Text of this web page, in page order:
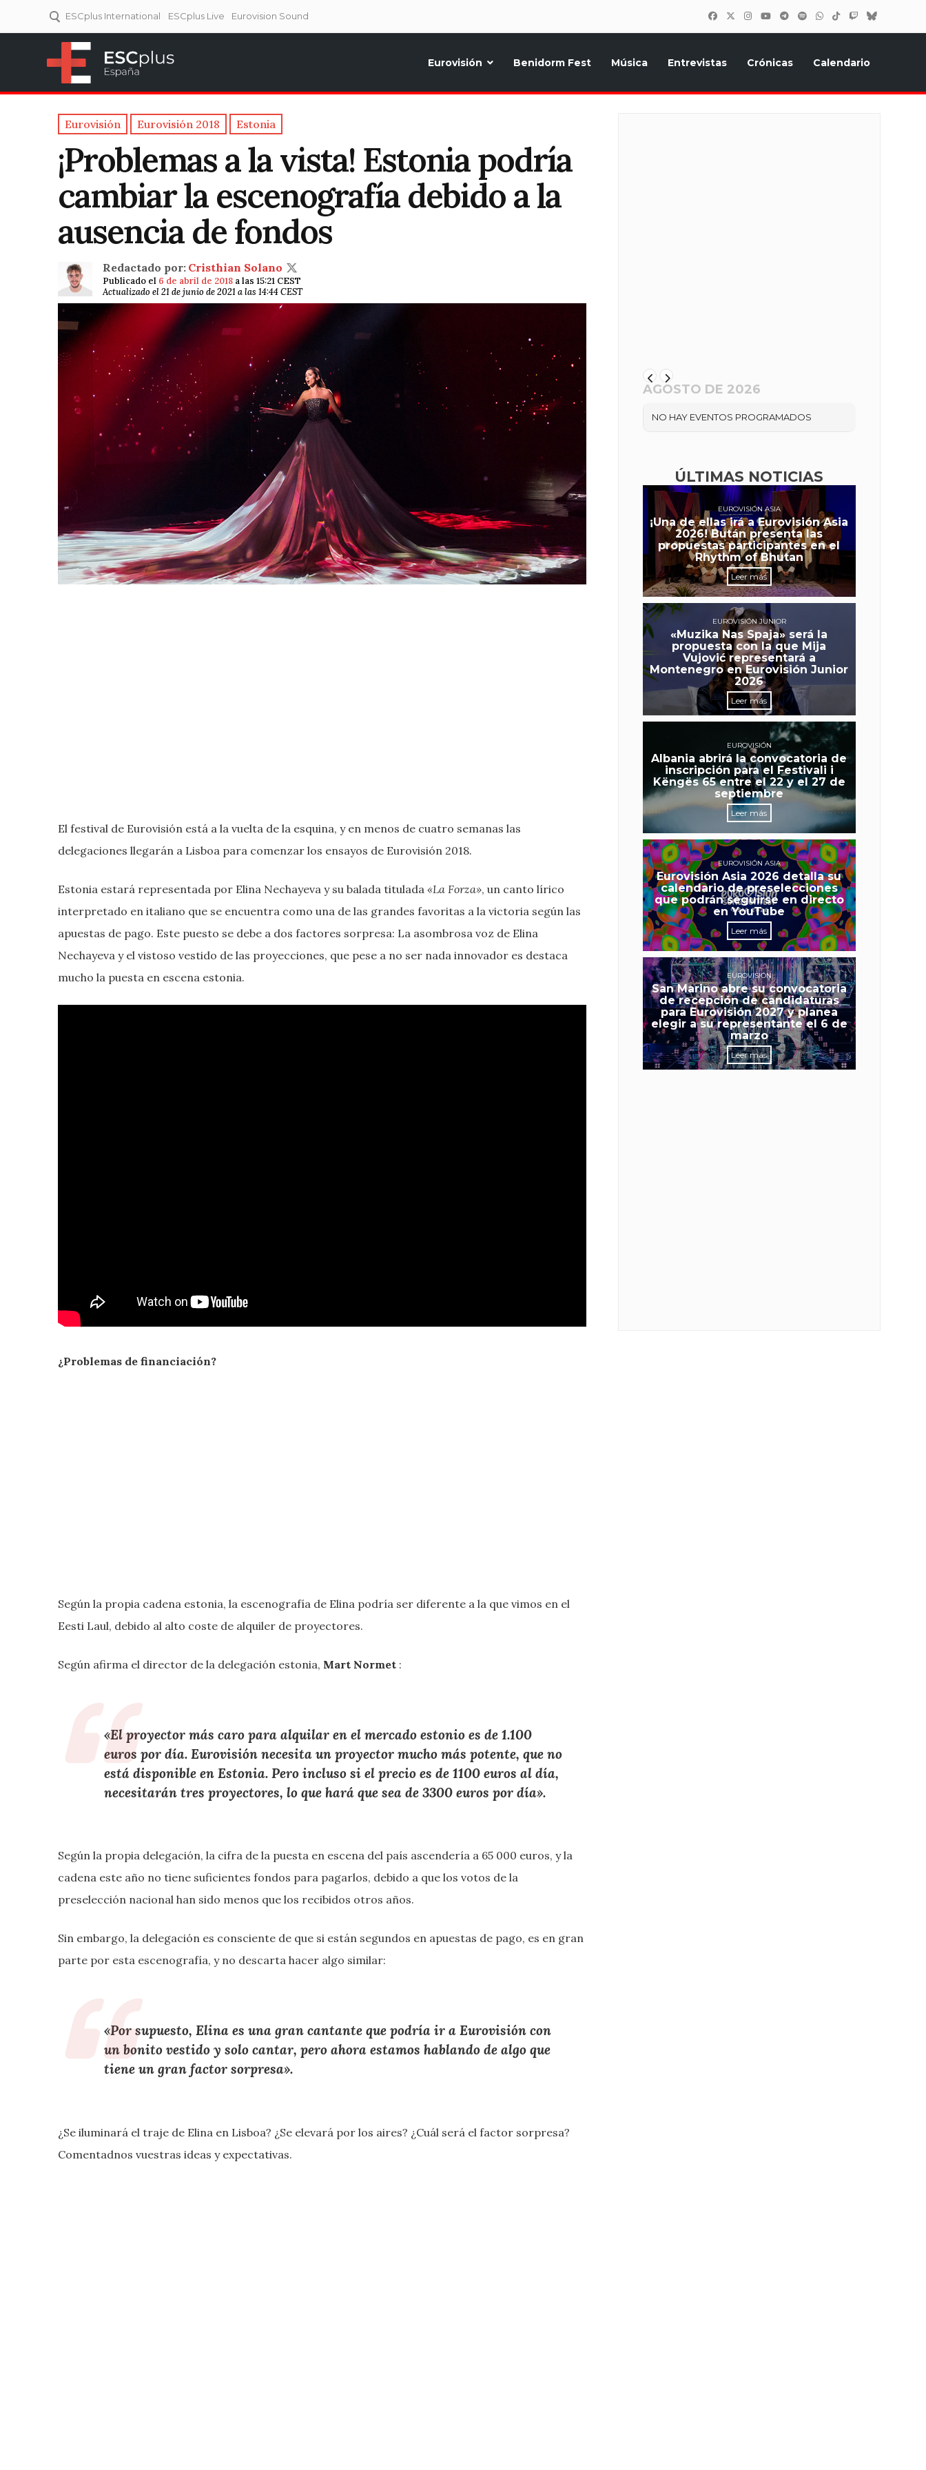
ESCplus International ESCplus Live Eurovision Sound
Eurovisión Benidorm Fest Música Entrevistas Crónicas Calendario
Eurovisión Eurovisión 2018 Estonia
¡Problemas a la vista! Estonia podría
cambiar la escenografía debido a la
ausencia de fondos
Redactado por: Cristhian Solano
Publicado el 6 de abril de 2018 a las 15:21 CEST
Actualizado el 21 de junio de 2021 a las 14:44 CEST
El festival de Eurovisión está a la vuelta de la esquina, y en menos de cuatro semanas las
delegaciones llegarán a Lisboa para comenzar los ensayos de Eurovisión 2018.
Estonia estará representada por Elina Nechayeva y su balada titulada «La Forza», un canto lírico
interpretado en italiano que se encuentra como una de las grandes favoritas a la victoria según las
apuestas de pago. Este puesto se debe a dos factores sorpresa: La asombrosa voz de Elina
Nechayeva y el vistoso vestido de las proyecciones, que pese a no ser nada innovador es destaca
mucho la puesta en escena estonia.
¿Problemas de financiación?
Según la propia cadena estonia, la escenografía de Elina podría ser diferente a la que vimos en el
Eesti Laul, debido al alto coste de alquiler de proyectores.
Según afirma el director de la delegación estonia, Mart Normet :
«El proyector más caro para alquilar en el mercado estonio es de 1.100
euros por día. Eurovisión necesita un proyector mucho más potente, que no
está disponible en Estonia. Pero incluso si el precio es de 1100 euros al día,
necesitarán tres proyectores, lo que hará que sea de 3300 euros por día».
Según la propia delegación, la cifra de la puesta en escena del país ascendería a 65 000 euros, y la
cadena este año no tiene suficientes fondos para pagarlos, debido a que los votos de la
preselección nacional han sido menos que los recibidos otros años.
Sin embargo, la delegación es consciente de que si están segundos en apuestas de pago, es en gran
parte por esta escenografía, y no descarta hacer algo similar:
«Por supuesto, Elina es una gran cantante que podría ir a Eurovisión con
un bonito vestido y solo cantar, pero ahora estamos hablando de algo que
tiene un gran factor sorpresa».
¿Se iluminará el traje de Elina en Lisboa? ¿Se elevará por los aires? ¿Cuál será el factor sorpresa?
Comentadnos vuestras ideas y expectativas.
AGOSTO DE 2026
NO HAY EVENTOS PROGRAMADOS
ÚLTIMAS NOTICIAS
EUROVISIÓN ASIA
¡Una de ellas irá a Eurovisión Asia
2026! Bután presenta las
propuestas participantes en el
Rhythm of Bhutan
Leer más
EUROVISIÓN JUNIOR
«Muzika Nas Spaja» será la
propuesta con la que Mija
Vujović representará a
Montenegro en Eurovisión Junior
2026
Leer más
EUROVISIÓN
Albania abrirá la convocatoria de
inscripción para el Festivali i
Këngës 65 entre el 22 y el 27 de
septiembre
Leer más
EUROVISIÓN ASIA
Eurovisión Asia 2026 detalla su
calendario de preselecciones
que podrán seguirse en directo
en YouTube
Leer más
EUROVISIÓN
San Marino abre su convocatoria
de recepción de candidaturas
para Eurovisión 2027 y planea
elegir a su representante el 6 de
marzo
Leer más